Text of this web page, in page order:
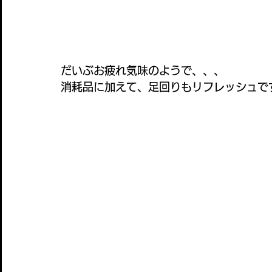
だいぶお疲れ気味のようで、、、
消耗品に加えて、足回りもリフレッシュで